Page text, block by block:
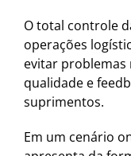
O total controle
operações
evitar problemas
qualidade e
suprimentos.
Em um cenário